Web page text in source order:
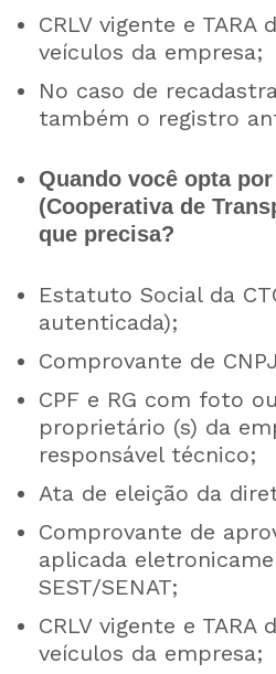
CRLV vigente e TARA
veículos da empresa;
No caso de
também o registro
Quando você opta
(Cooperativa de
que precisa?
Estatuto Social da
autenticada);
Comprovante de
CPF e RG com foto
proprietário (s) da
responsável técnico;
Ata de eleição da
Comprovante de
aplicada
SEST/SENAT;
CRLV vigente e TARA
veículos da empresa;